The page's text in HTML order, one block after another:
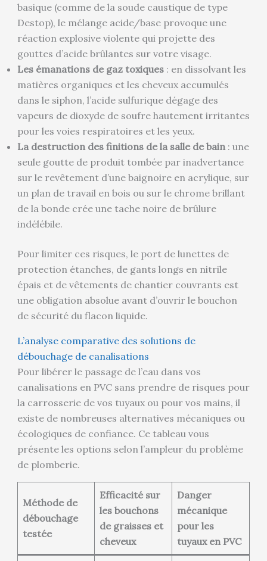
basique (comme de la soude caustique de type
Destop), le mélange acide/base provoque une
réaction explosive violente qui projette des
gouttes d’acide brûlantes sur votre visage.
Les émanations de gaz toxiques: en dissolvant les
matières organiques et les cheveux accumulés
dans le siphon, l’acide sulfurique dégage des
vapeurs de dioxyde de soufre hautement irritantes
pour les voies respiratoires et les yeux.
La destruction des finitions de la salle de bain: une
seule goutte de produit tombée par inadvertance
sur le revêtement d’une baignoire en acrylique, sur
un plan de travail en bois ou sur le chrome brillant
de la bonde crée une tache noire de brûlure
indélébile.
Pour limiter ces risques, le port de lunettes de
protection étanches, de gants longs en nitrile
épais et de vêtements de chantier couvrants est
une obligation absolue avant d’ouvrir le bouchon
de sécurité du flacon liquide.
L’analyse comparative des solutions de
débouchage de canalisations
Pour libérer le passage de l’eau dans vos
canalisations en PVC sans prendre de risques pour
la carrosserie de vos tuyaux ou pour vos mains, il
existe de nombreuses alternatives mécaniques ou
écologiques de confiance. Ce tableau vous
présente les options selon l’ampleur du problème
de plomberie.
Méthode de
débouchage
testée
Efficacité sur
les bouchons
de graisses et
cheveux
Danger
mécanique
pour les
tuyaux en PVC